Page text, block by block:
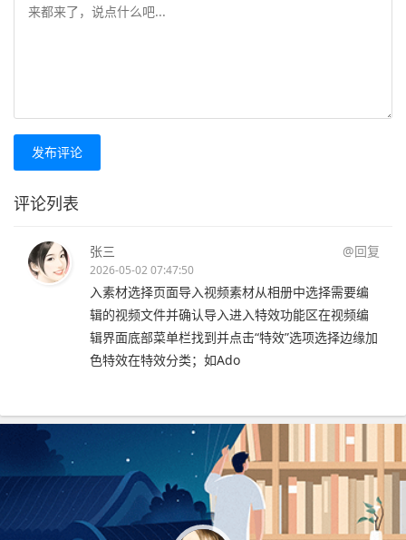
发布评论
评论列表
张三 @回复
2026-05-02 07:47:50
入素材选择页面导入视频素材从相册中选择需要编
辑的视频文件并确认导入进入特效功能区在视频编
辑界面底部菜单栏找到并点击“特效”选项选择边缘加
色特效在特效分类；如Ado